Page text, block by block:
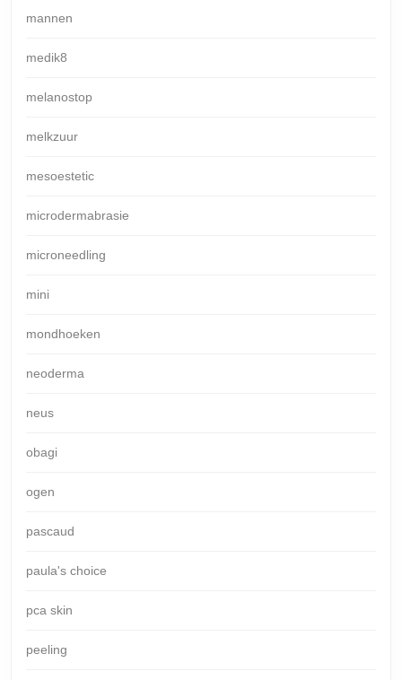
mannen
medik8
melanostop
melkzuur
mesoestetic
microdermabrasie
microneedling
mini
mondhoeken
neoderma
neus
obagi
ogen
pascaud
paula's choice
pca skin
peeling